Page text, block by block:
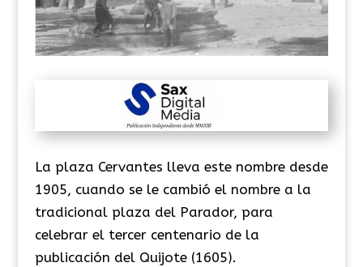
La plaza Cervantes lleva este nombre desde
1905, cuando se le cambió el nombre a la
tradicional plaza del Parador, para
celebrar el tercer centenario de la
publicación del Quijote (1605).